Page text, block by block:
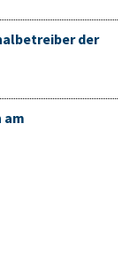
der
am